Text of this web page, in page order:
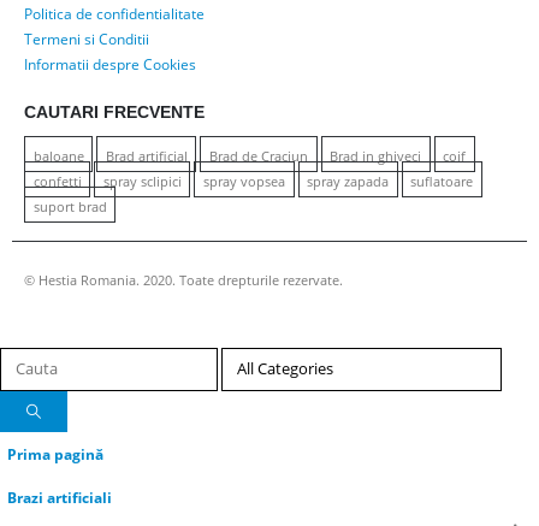
Politica de confidentialitate
Termeni si Conditii
Informatii despre Cookies
CAUTARI FRECVENTE
baloane Brad artificial Brad de Craciun Brad in ghiveci
coif
confetti
spray sclipici spray vopsea spray zapada
suflatoare
suport brad
© Hestia Romania. 2020. Toate drepturile rezervate.
Prima pagină
Brazi artificiali